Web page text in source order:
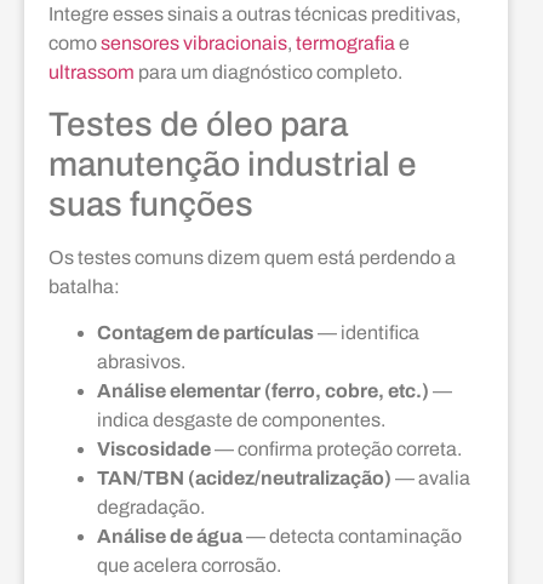
Integre esses sinais a outras técnicas preditivas,
comosensores vibracionais, termografia e
ultrassom para um diagnóstico completo.
Testes de óleo para
manutenção industrial e
suas funções
Os testes comuns dizem quem está perdendo a
batalha:
Contagem de partículas— identifica
abrasivos.
Análise elementar (ferro, cobre, etc.) —
indica desgaste de componentes.
Viscosidade— confirma proteção correta.
TAN/TBN (acidez/neutralização) — avalia
degradação.
Análise de água— detecta contaminação
que acelera corrosão.